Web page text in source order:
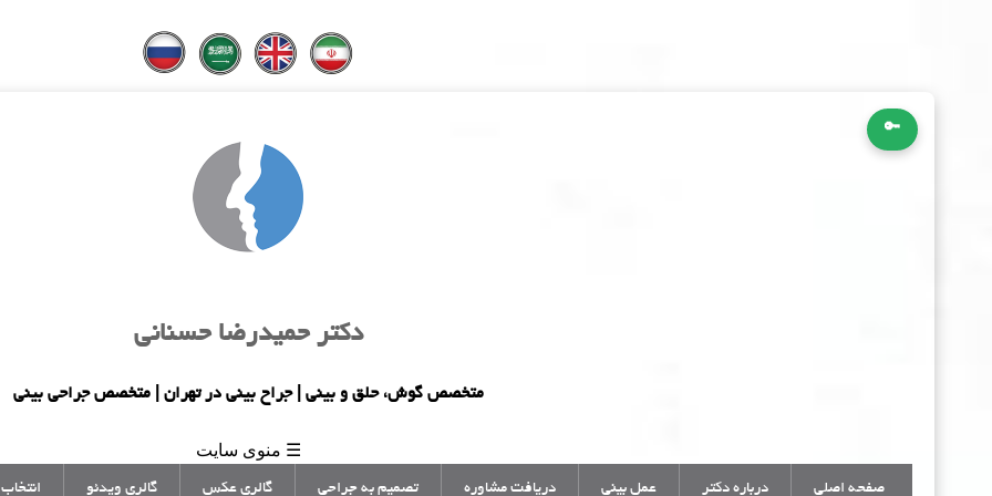
🔑
دکتر حمیدرضا حسنانی
متخصص گوش، حلق و بینی | جراح بینی در تهران | متخصص جراحی بینی
☰ منوی سایت
صفحه اصلی درباره دکتر عمل بینی دریافت مشاوره تصمیم به جراحی گالری عکس گالری ویدئو